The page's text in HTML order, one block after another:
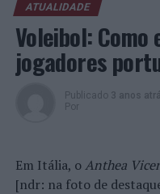
ATUALIDADE
Voleibol:
jogadores
Publicado 3 anos
Por
Em Itália, oAnthea
[ndr: na foto de